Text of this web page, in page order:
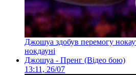
Джошуа здобув перемогу
нокдауні
Джошуа - Пренг (Відео бою)
13:11, 26/07